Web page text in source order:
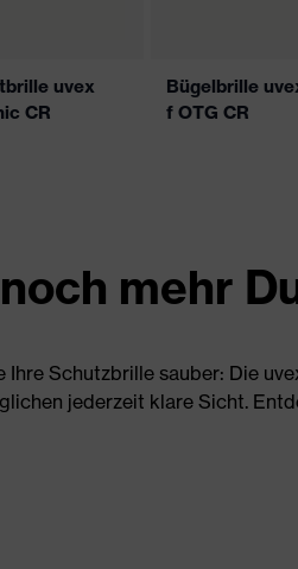
uvex
CR
Bügelbrille
f OTG CR
mehr
Ihre Schutzbrille sauber: Die
jederzeit klare Sicht.